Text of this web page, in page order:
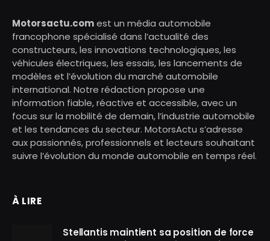
Motorsactu.comest un média automobile
francophone spécialisé dans l’actualité des
constructeurs, les innovations technologiques, les
véhicules électriques, les essais, les lancements de
modèles et l’évolution du marché automobile
international. Notre rédaction propose une
information fiable, réactive et accessible, avec un
focus sur la mobilité de demain, l’industrie automobile
et les tendances du secteur. MotorsActu s’adresse
aux passionnés, professionnels et lecteurs souhaitant
suivre l’évolution du monde automobile en temps réel.
À LIRE
Stellantis maintient sa position de force